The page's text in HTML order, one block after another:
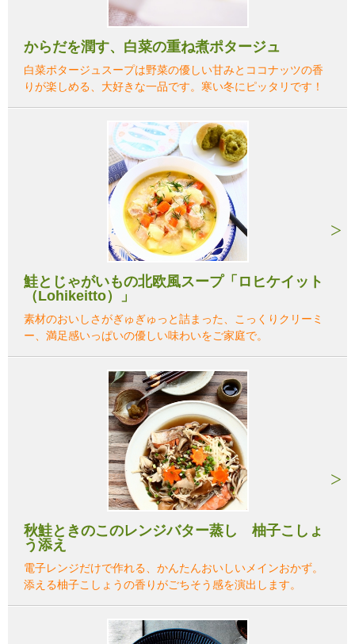
からだを潤す、白菜の重ね煮ポタージュ
白菜ポタージュスープは野菜の優しい甘みとココナッツの香
りが楽しめる、大好きな一品です。寒い冬にピッタリです！
鮭とじゃがいもの北欧風スープ「ロヒケイット
（Lohikeitto）」
素材のおいしさがぎゅぎゅっと詰まった、こっくりクリーミ
ー、満足感いっぱいの優しい味わいをご家庭で。
秋鮭ときのこのレンジバター蒸し 柚子こしょ
う添え
電子レンジだけで作れる、かんたんおいしいメインおかず。
添える柚子こしょうの香りがごちそう感を演出します。